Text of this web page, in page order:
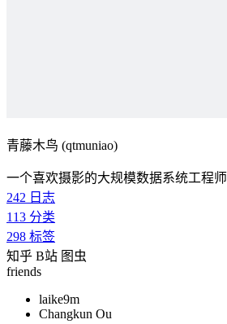
青藤木鸟 (qtmuniao)
一个喜欢摄影的大规模数据系统工程师
242 日志
113 分类
298 标签
知乎 B站 图虫
friends
laike9m
Changkun Ou